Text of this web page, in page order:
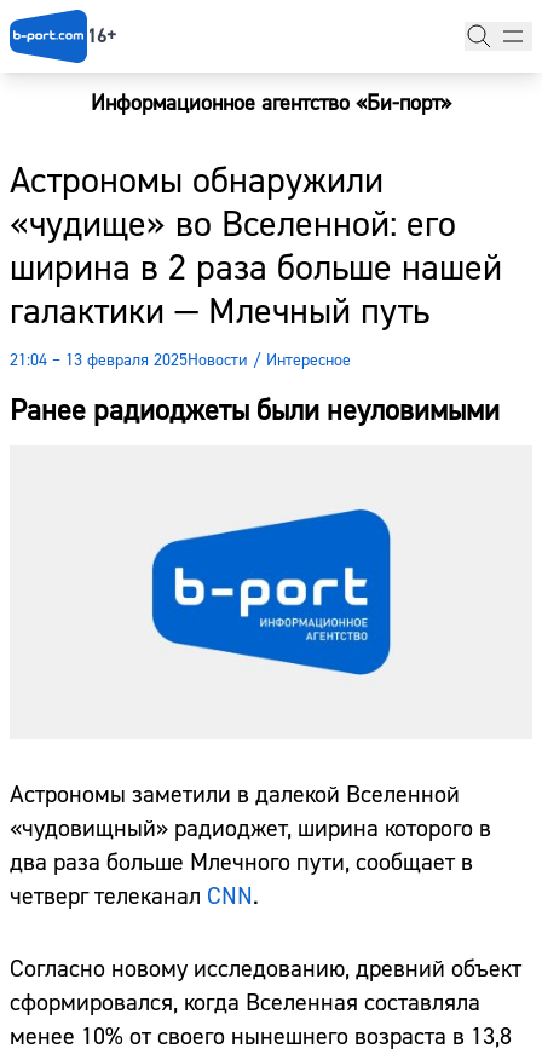
16+
Информационное агентство «Би-порт»
Астрономы обнаружили
«чудище» во Вселенной: его
ширина в 2 раза больше нашей
галактики — Млечный путь
21:04 – 13 февраля 2025Новости / Интересное
Ранее радиоджеты были неуловимыми
Астрономы заметили в далекой Вселенной
«чудовищный» радиоджет, ширина которого в
два раза больше Млечного пути, сообщает в
четверг телеканал CNN.
Согласно новому исследованию, древний объект
сформировался, когда Вселенная составляла
менее 10% от своего нынешнего возраста в 13,8
Новости
Наши гости
Фоторепортажи
Погода
Курсы валют